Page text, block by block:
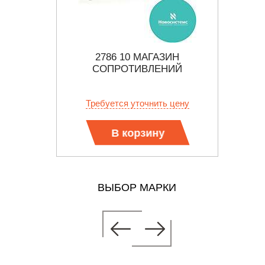
2786 10 МАГАЗИН
СОПРОТИВЛЕНИЙ
Требуется уточнить цену
В корзину
ВЫБОР МАРКИ